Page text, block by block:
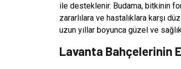
ile desteklenir. Budama, bitkinin
zararlılara ve hastalıklara karşı
uzun yıllar boyunca güzel ve
Lavanta Bahçelerinin